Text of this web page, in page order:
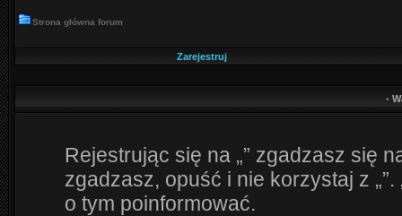
Strona główna forum
Zarejestruj
-
Rejestrując się na „” zgadzasz się
zgadzasz, opuść i nie korzystaj z
o tym poinformować.